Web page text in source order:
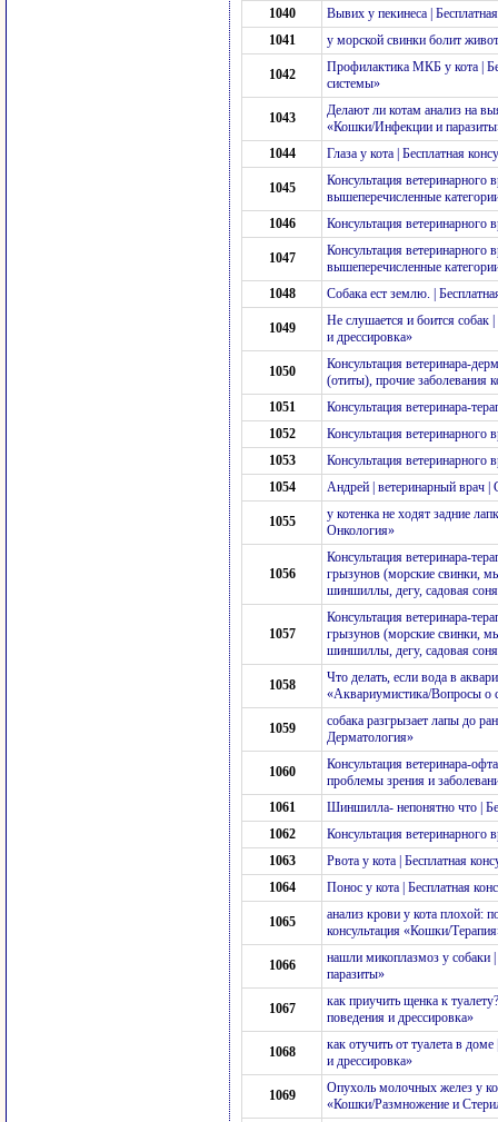
1040
Вывих у пекинеса |
1041
у морской свинки болит
1042
Профилактика МКБ у кота |
системы»
1043
Делают ли котам анализ на
«Кошки/Инфекции и
1044
Глаза у кота | Бесплатная
1045
Консультация
вышеперечисленные
1046
Консультация
1047
Консультация
вышеперечисленные
1048
Собака ест землю. |
1049
Не слушается и боится собак
и дрессировка»
1050
Консультация ветеринара-
(отиты), прочие заболевания
1051
Консультация ветеринара-
1052
Консультация
1053
Консультация
1054
Андрей | ветеринарный врач |
1055
у котенка не ходят задние
Онкология»
1056
Консультация ветеринара-
грызунов (морские свинки,
шиншиллы, дегу, садовая
1057
Консультация ветеринара-
грызунов (морские свинки,
шиншиллы, дегу, садовая
1058
Что делать, если вода в
«Аквариумистика/Вопросы о
1059
собака разгрызает лапы до
Дерматология»
1060
Консультация ветеринара-
проблемы зрения и
1061
Шиншилла- непонятно что |
1062
Консультация
1063
Рвота у кота | Бесплатная
1064
Понос у кота | Бесплатная
1065
анализ крови у кота плохой:
консультация «Кошки/
1066
нашли микоплазмоз у собаки
паразиты»
1067
как приучить щенка к
поведения и дрессировка»
1068
как отучить от туалета в
и дрессировка»
1069
Опухоль молочных желез у
«Кошки/Размножение и